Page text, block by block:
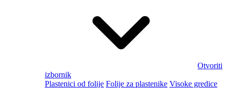
Otvoriti
izbornik
Plastenici od folije Folije za plastenike Visoke gredice